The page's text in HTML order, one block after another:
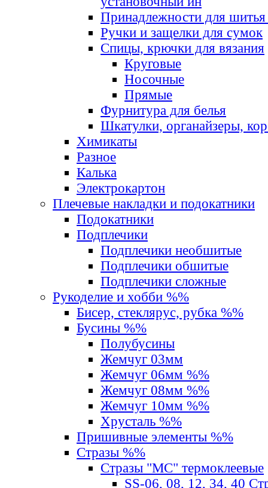
Принадлежности для шитья
Ручки и защелки для сумок
Спицы, крючки для вязания
Круговые
Носочные
Прямые
Фурнитура для белья
Шкатулки, органайзеры,
Химикаты
Разное
Калька
Электрокартон
Плечевые накладки и подокатники
Подокатники
Подплечики
Подплечики необшитые
Подплечики обшитые
Подплечики сложные
Рукоделие и хобби %%
Бисер, стеклярус, рубка %%
Бусины %%
Полубусины
Жемчуг 03мм
Жемчуг 06мм %%
Жемчуг 08мм %%
Жемчуг 10мм %%
Хрусталь %%
Пришивные элементы %%
Стразы %%
Стразы "MС" термоклеевые
SS-06, 08, 12, 34, 40